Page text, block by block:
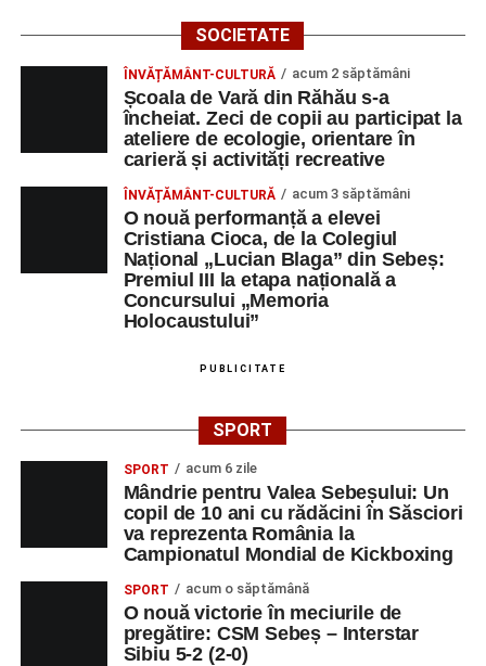
SOCIETATE
ÎNVĂȚĂMÂNT-CULTURĂ acum 2 săptămâni
Școala de Vară din Răhău s-a
încheiat. Zeci de copii au participat la
ateliere de ecologie, orientare în
carieră și activități recreative
ÎNVĂȚĂMÂNT-CULTURĂ acum 3 săptămâni
O nouă performanță a elevei
Cristiana Cioca, de la Colegiul
Național „Lucian Blaga” din Sebeș:
Premiul III la etapa națională a
Concursului „Memoria
Holocaustului”
PUBLICITATE
SPORT
SPORT acum 6 zile
Mândrie pentru Valea Sebeșului: Un
copil de 10 ani cu rădăcini în Săsciori
va reprezenta România la
Campionatul Mondial de Kickboxing
SPORT acum o săptămână
O nouă victorie în meciurile de
pregătire: CSM Sebeș – Interstar
Sibiu 5-2 (2-0)